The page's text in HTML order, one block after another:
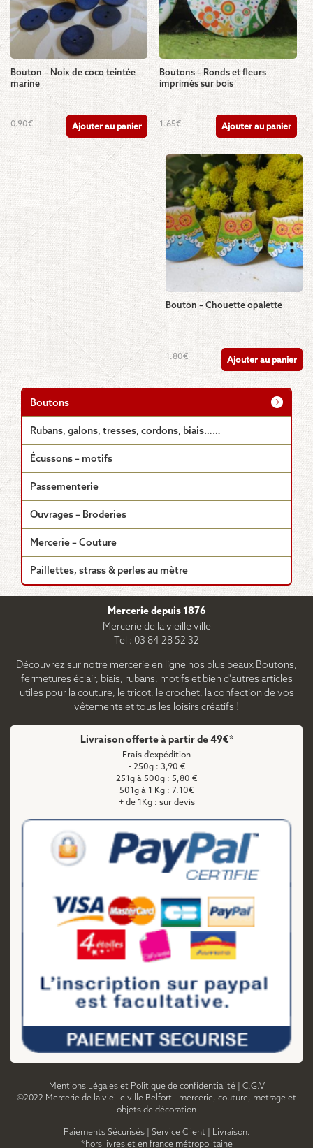
Bouton – Noix de coco teintée
marine
0.90€ Ajouter au panier
Boutons – Ronds et fleurs
imprimés sur bois
1.65€ Ajouter au panier
Bouton – Chouette opalette
1.80€ Ajouter au panier
Boutons
Rubans, galons, tresses, cordons, biais……
Écussons – motifs
Passementerie
Ouvrages – Broderies
Mercerie – Couture
Paillettes, strass & perles au mètre
Mercerie depuis 1876
Mercerie de la vieille ville
Tel : 03 84 28 52 32
Découvrez sur notre mercerie en ligne nos plus beaux Boutons,
fermetures éclair, biais, rubans, motifs et bien d'autres articles
utiles pour la couture, le tricot, le crochet, la confection de vos
vêtements et tous les loisirs créatifs !
Livraison offerte à partir de 49€*
Frais d'expédition
- 250g : 3,90 €
251g à 500g : 5,80 €
501g à 1 Kg : 7.10€
+ de 1Kg : sur devis
Mentions Légales et Politique de confidentialité| C.G.V
©2022 Mercerie de la vieille ville Belfort - mercerie, couture, metrage et
objets de décoration
Paiements Sécurisés| Service Client | Livraison.
*hors livres et en france métropolitaine